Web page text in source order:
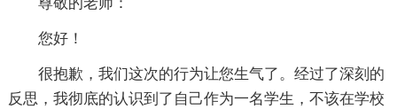
尊敬的老师：
您好！
很抱歉，我们这次的行为让您生气了。经过了深刻的
反思，我彻底的认识到了自己作为一名学生，不该在学校